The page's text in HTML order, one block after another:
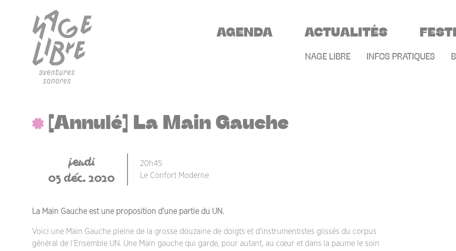
NAVIGATION PRINCIPALE
AGENDA ACTUALITÉS
MENU SECONDAIRE
NAGE LIBRE INFOS PRATIQUES
[Annulé] La Main Gauche
jeudi
03 déc. 2020
20h45
Le Confort Moderne
La Main Gauche est une proposition d’une partie du UN.
Voici une Main Gauche pleine de la grosse douzaine de doigts et d'instrumentistes glissés du corpus
général de l’Ensemble UN. Une Main gauche qui garde, pour autant, au cœur et dans la paume le soin